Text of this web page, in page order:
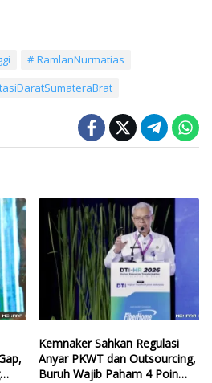
RamlanNurmatias
Kemnaker Sahkan Regulasi
Anyar PKWT dan Outsourcing,
Buruh Wajib Paham 4 Poin